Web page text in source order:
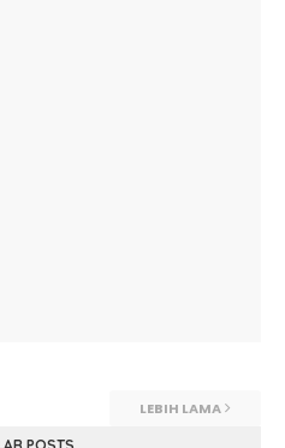
LEBIH LAMA